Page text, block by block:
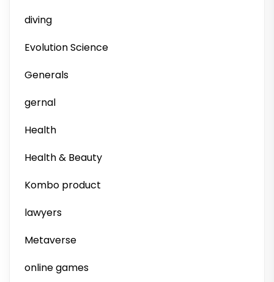
diving
Evolution Science
Generals
gernal
Health
Health & Beauty
Kombo product
lawyers
Metaverse
online games